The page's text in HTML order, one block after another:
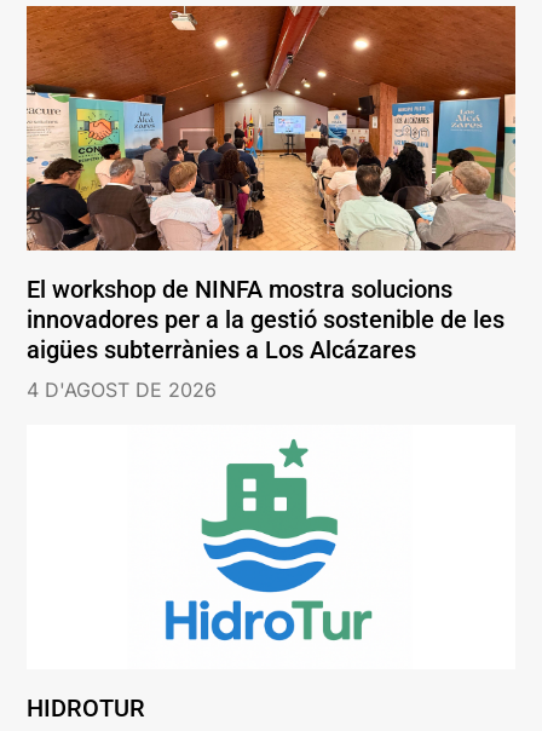
El workshop de NINFA mostra solucions
innovadores per a la gestió sostenible de les
aigües subterrànies a Los Alcázares
4 D'AGOST DE 2026
HIDROTUR